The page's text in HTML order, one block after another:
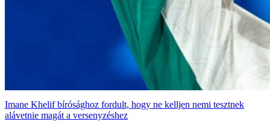
Imane Khelif bírósághoz fordult, hogy ne kelljen nemi tesztnek
alávetnie magát a versenyzéshez